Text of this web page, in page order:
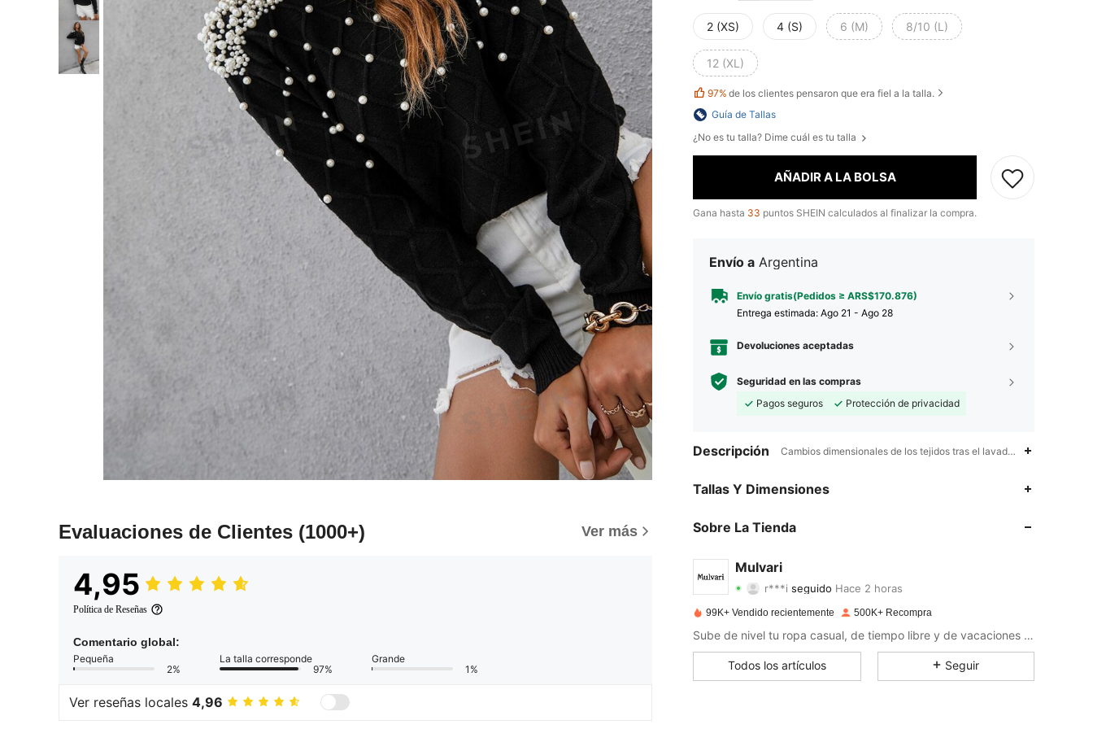
Evaluaciones de Clientes (1000+) Ver más
4,95
Política de Reseñas
Comentario global:
Pequeña
2%
La talla corresponde
97%
Grande
1%
Ver reseñas locales 4,96
2 (XS) 4 (S) 6 (M) 8/10 (L)
12 (XL)
97% de los clientes pensaron que era fiel a la talla.
Guía de Tallas
¿No es tu talla? Dime cuál es tu talla
AÑADIR A LA BOLSA
Gana hasta 33 puntos SHEIN calculados al finalizar la compra.
Envío a Argentina
Envío gratis(Pedidos ≥ ARS$170.876)
Entrega estimada: Ago 21 - Ago 28
Devoluciones aceptadas
Seguridad en las compras
Pagos seguros
Protección de privacidad
Descripción Cambios dimensionales de los tejidos tras el lavado
Tallas Y Dimensiones
Sobre La Tienda
Mulvari
r***i
4,94 Calificación 606Artículos
4,94 381K
99K+ Vendido recientemente 500K+ Recompra
Sube de nivel tu ropa casual, de tiempo libre y de vacaciones con esta colección versátil y cómoda.
Todos los artículos Seguir